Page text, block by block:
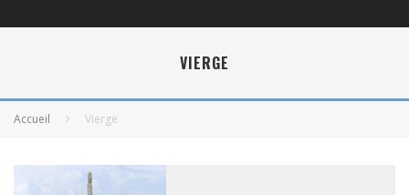
VIERGE
Accueil Vierge